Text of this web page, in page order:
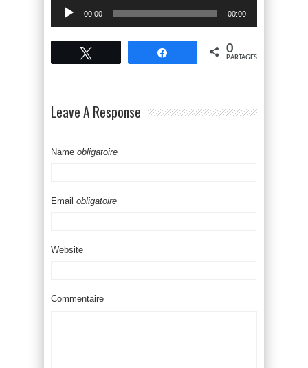
Lecteur
audio
00:00 00:00
Partagez 0
PARTAGES
Leave A Response
Name obligatoire
Email obligatoire
Website
Commentaire